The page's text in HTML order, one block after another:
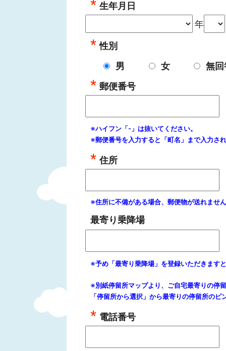
生年月日
年
性別
男
女
無回
郵便番号
※ハイフン「-」は抜いてください。
※郵便番号を入力すると「町名」まで入力され
住所
※住所に不備がある場合、郵便物が送れませ
最寄り乗降場
※予め「最寄り乗降場」を登録いただきます
※別紙停留所マップより、ご自宅最寄りの停
「停留所から選択」から最寄りの停留所の
電話番号